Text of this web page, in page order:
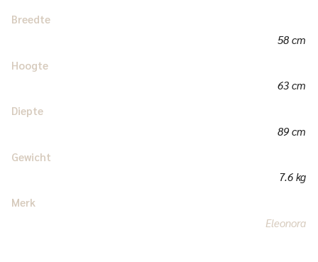
Breedte
58 cm
Hoogte
63 cm
Diepte
89 cm
Gewicht
7.6 kg
Merk
Eleonora